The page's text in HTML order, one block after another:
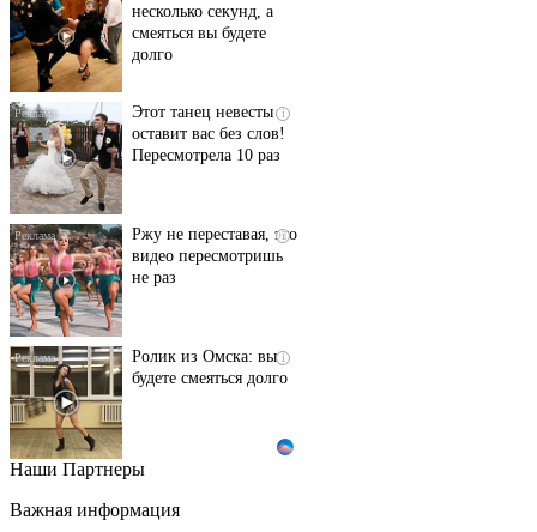
несколько секунд, а
смеяться вы будете
долго
i
Этот танец невесты
оставит вас без слов!
Пересмотрела 10 раз
i
Ржу не переставая, это
видео пересмотришь
не раз
i
Ролик из Омска: вы
будете смеяться долго
Почему в школе
больше миллиарда
Наши Партнеры
Важная информация